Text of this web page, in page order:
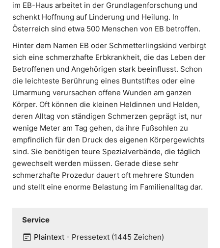
im EB-Haus arbeitet in der Grundlagenforschung und
schenkt Hoffnung auf Linderung und Heilung. In
Österreich sind etwa 500 Menschen von EB betroffen.
Hinter dem Namen EB oder Schmetterlingskind verbirgt
sich eine schmerzhafte Erbkrankheit, die das Leben der
Betroffenen und Angehörigen stark beeinflusst. Schon
die leichteste Berührung eines Buntstiftes oder eine
Umarmung verursachen offene Wunden am ganzen
Körper. Oft können die kleinen Heldinnen und Helden,
deren Alltag von ständigen Schmerzen geprägt ist, nur
wenige Meter am Tag gehen, da ihre Fußsohlen zu
empfindlich für den Druck des eigenen Körpergewichts
sind. Sie benötigen teure Spezialverbände, die täglich
gewechselt werden müssen. Gerade diese sehr
schmerzhafte Prozedur dauert oft mehrere Stunden
und stellt eine enorme Belastung im Familienalltag dar.
Service
wysiwyg Plaintext - Pressetext (1445 Zeichen)